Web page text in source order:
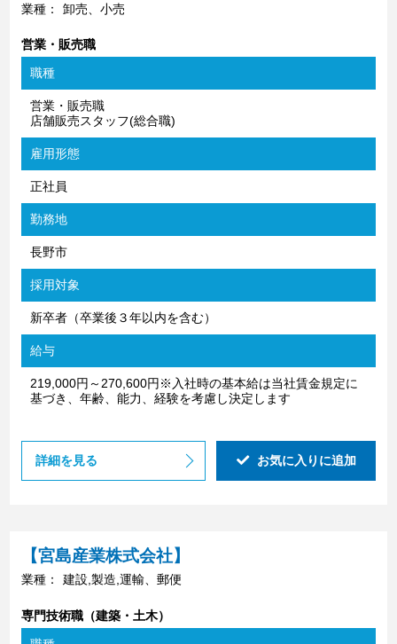
業種： 卸売、小売
営業・販売職
職種
営業・販売職
店舗販売スタッフ(総合職)
雇用形態
正社員
勤務地
長野市
採用対象
新卒者（卒業後３年以内を含む）
給与
219,000円～270,600円※入社時の基本給は当社賃金規定に
基づき、年齢、能力、経験を考慮し決定します
詳細を見る お気に入りに追加
【宮島産業株式会社】
業種： 建設,製造,運輸、郵便
専門技術職（建築・土木）